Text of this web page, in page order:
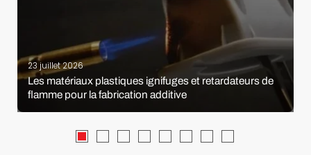
23 juillet 2026
Les matériaux plastiques ignifuges et retardateurs de
flamme pour la fabrication additive